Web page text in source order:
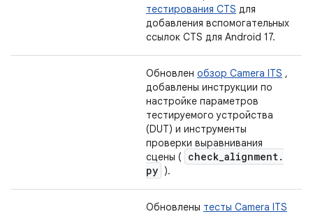
тестирования CTS для
добавления вспомогательных
ссылок CTS для Android 17.
Обновлен обзор Camera ITS ,
добавлены инструкции по
настройке параметров
тестируемого устройства
(DUT) и инструменты
проверки выравнивания
сцены (
check_alignment.
py ).
Обновлены тесты Camera ITS